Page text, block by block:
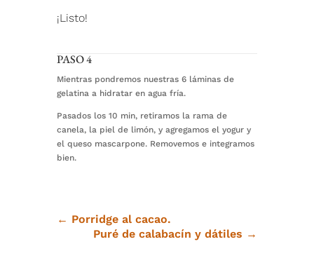
¡Listo!
PASO 4
Mientras pondremos nuestras 6 láminas de
gelatina a hidratar en agua fría.
Pasados los 10 min, retiramos la rama de
canela, la piel de limón, y agregamos el yogur y
el queso mascarpone. Removemos e integramos
bien.
← Porridge al cacao.
Puré de calabacín y dátiles →